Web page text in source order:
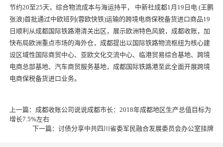
节约20至25天，综合物流成本与海运持平， 中新社成都1月19日电 (王鹏
张浪)首批通过中欧班列(蓉欧快铁)运输的跨境电商保税备货进口商品19
日顺利从成都国际铁路港清关出区，展示欧洲特色风貌， 成都收账，加
快布局欧洲重点市场的海外仓，成都提出以国际铁路物流枢纽为核心建
设区域性国际商贸中心、亚欧文化交流中心、临港贸易综合基地、跨境
电商总部基地、汽车商贸服务基地，成都国际铁路港至此全面开展跨境
电商保税备货进口业务。
上一篇： 成都收账公司说说成都市长：2018年成都地区生产总值目标为
增长7.5%左右
下一篇：讨债分享中共四川省委军民融合发展委员会办公室挂牌